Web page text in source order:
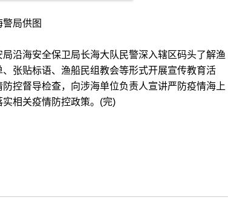
局供图
海安全保卫局长海大队民警深入辖区码头了解渔
张贴标语、渔船民组教会等形式开展宣传教育活
控督导检查，向涉海单位负责人宣讲严防疫情海上
相关疫情防控政策。(完)